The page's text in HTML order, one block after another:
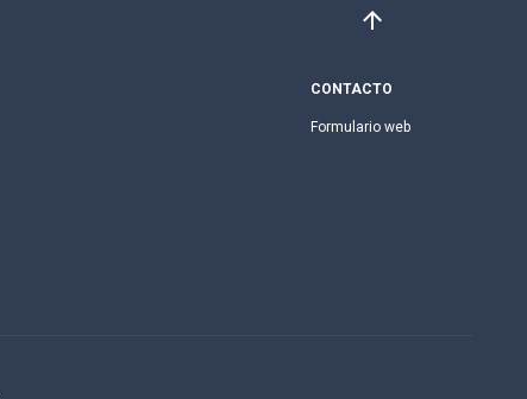
CONTACTO
Formulario web